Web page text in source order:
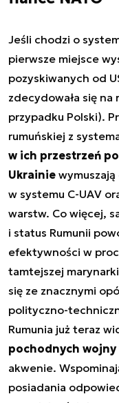
Jeśli chodzi o
pierwsze miejsce
pozyskiwanych od
zdecydowała się na
przypadku Polski).
rumuńskiej z
w ich przestrzeń
Ukrainie
w systemu C-UAV
warstw. Co więcej,
i status Rumunii
efektywności w
tamtejszej
się ze znacznymi
polityczno-
Rumunia już teraz
pochodnych wojny
akwenie.
posiadania